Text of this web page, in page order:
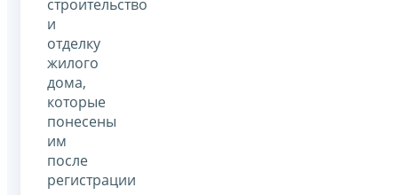
строительство
и
отделку
жилого
дома,
которые
понесены
им
после
регистрации